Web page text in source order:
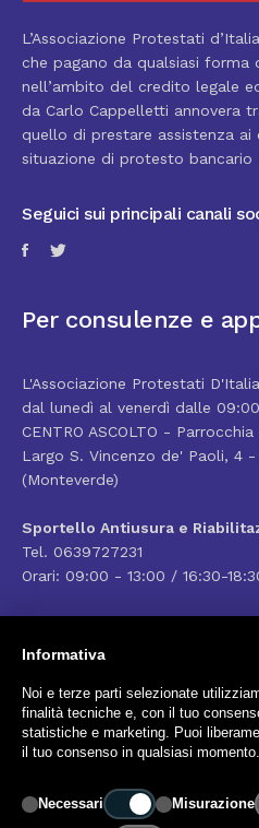
L’Associazione Protestati
che pagano da qualsiasi forma
nell’ambito del credito legale
da Carlo Cappelletti annovera
quello di prestare assistenza
situazione di protesto bancario
Seguici sui principali canali
Per consulenze e
L'Associazione Protestati
dal lunedì al venerdì dalle
CENTRO ASCOLTO -
Largo S. Vincenzo de' Paoli, 4 -
(Monteverde)
Sportello Antiusura e
Tel. 0639727231
Orari: 09:00 - 13:00 / 16:30-
© 2017 Associazione Antiusura
diritti riservati
Informativa
Noi e terze parti selezionate
finalità tecniche e, con il tuo
statistiche e marketing. Puoi
il tuo consenso in qualsiasi momento.
Necessari Misurazione